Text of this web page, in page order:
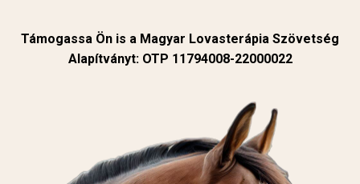
Támogassa Ön is a Magyar Lovasterápia Szövetség
Alapítványt: OTP 11794008-22000022